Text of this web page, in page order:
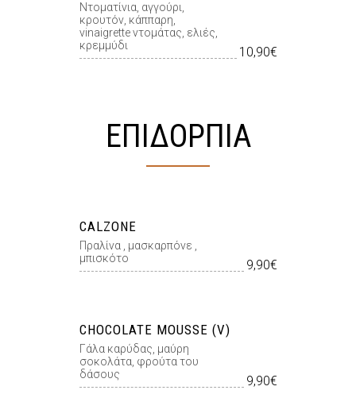
Ντοµατίνια, αγγούρι,
κρουτόν, κάππαρη,
vinaigrette ντοµάτας, ελιές,
κρεµµύδι
10,90€
ΕΠΙΔΟΡΠΙΑ
CALZONE
Πραλίνα , μασκαρπόνε ,
μπισκότο
9,90€
CHOCOLATE MOUSSE (V)
Γάλα καρύδας, μαύρη
σοκολάτα, φρούτα του
δάσους
9,90€